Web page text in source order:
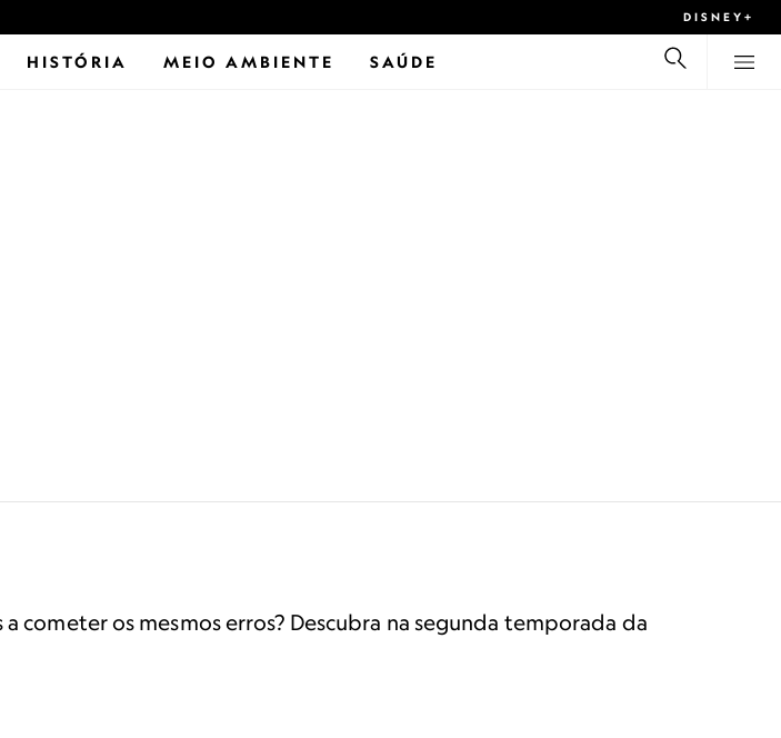
DISNEY+
HISTÓRIA MEIO AMBIENTE SAÚDE
cometer os mesmos erros? Descubra na segunda temporada da